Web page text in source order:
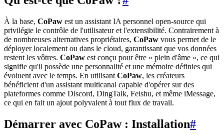
À la base, CoPaw est un assistant IA personnel open-source qui
privilégie le contrôle de l'utilisateur et l'extensibilité. Contrairement à
de nombreuses alternatives propriétaires, CoPaw vous permet de le
déployer localement ou dans le cloud, garantissant que vos données
restent les vôtres. CoPaw est conçu pour être « plein d'âme », ce qui
signifie qu'il possède une personnalité et une mémoire définies qui
évoluent avec le temps. En utilisant CoPaw, les créateurs
bénéficient d'un assistant multicanal capable d'opérer sur des
plateformes comme Discord, DingTalk, Feishu, et même iMessage,
ce qui en fait un ajout polyvalent à tout flux de travail.
Démarrer avec CoPaw : Installation#